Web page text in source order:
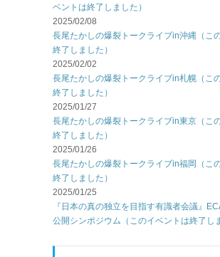
ベントは終了しました）
2025/02/08
長尾たかしの爆裂トークライブin沖縄（こ
終了しました）
2025/02/02
長尾たかしの爆裂トークライブin札幌（こ
終了しました）
2025/01/27
長尾たかしの爆裂トークライブin東京（こ
終了しました）
2025/01/26
長尾たかしの爆裂トークライブin福岡（こ
終了しました）
2025/01/25
『日本の真の独立を目指す有識者会議』
公開シンポジウム（このイベントは終了し